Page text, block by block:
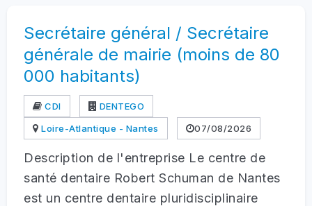
Secrétaire général / Secrétaire
générale de mairie (moins de 80
000 habitants)
CDI
DENTEGO
Loire-Atlantique - Nantes
07/08/2026
Description de l'entreprise Le centre de
santé dentaire Robert Schuman de Nantes
est un centre dentaire pluridisciplinaire